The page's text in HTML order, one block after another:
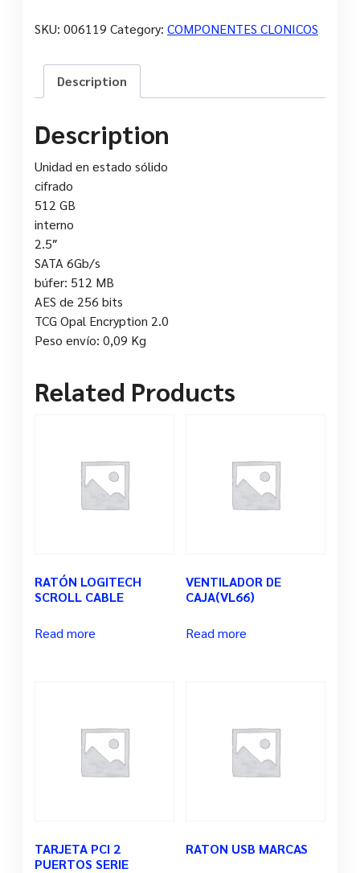
860
76P512B
SKU: 006119 Category: COMPONENTES CLONICOS
Description
Description
Unidad en estado sólido
cifrado
512 GB
interno
2.5″
SATA 6Gb/s
búfer: 512 MB
AES de 256 bits
TCG Opal Encryption 2.0
Peso envío: 0,09 Kg
Related Products
RATÓN LOGITECH
SCROLL CABLE
Read more
VENTILADOR DE
CAJA(VL66)
Read more
TARJETA PCI 2
PUERTOS SERIE
RATON USB MARCAS